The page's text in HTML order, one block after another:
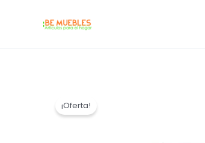
¡Oferta!